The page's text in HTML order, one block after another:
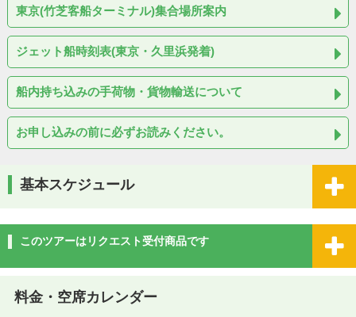
東京(竹芝客船ターミナル)集合場所案内
ジェット船時刻表(東京・久里浜発着)
船内持ち込みの手荷物・貨物輸送について
お申し込みの前に必ずお読みください。
基本スケジュール
このツアーはリクエスト受付商品です
料金・空席カレンダー